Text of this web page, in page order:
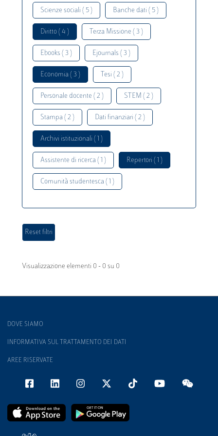
Scienze sociali ( 5 ) Banche dati ( 5 )
Diritto ( 4 ) Terza Missione ( 3 )
Ebooks ( 3 ) Ejournals ( 3 )
Economia ( 3 ) Tesi ( 2 )
Personale docente ( 2 ) STEM ( 2 )
Stampa ( 2 ) Dati finanziari ( 2 )
Archivi istituzionali ( 1 )
Assistente di ricerca ( 1 ) Repertori ( 1 )
Comunità studentesca ( 1 )
Visualizzazione elementi 0 - 0 su 0
DOVE SIAMO
INFORMATIVA SUL TRATTAMENTO DEI DATI
AREE RISERVATE